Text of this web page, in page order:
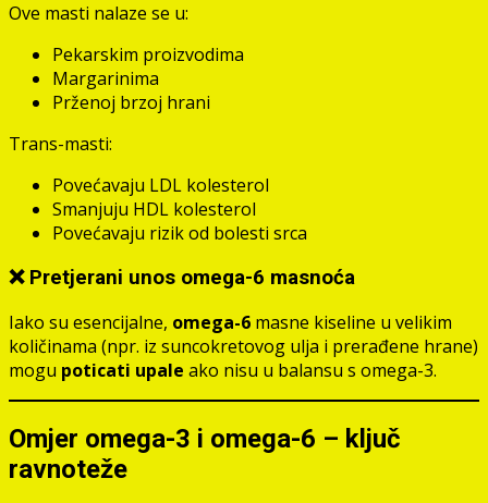
Ove masti nalaze se u:
Pekarskim proizvodima
Margarinima
Prženoj brzoj hrani
Trans-masti:
Povećavaju LDL kolesterol
Smanjuju HDL kolesterol
Povećavaju rizik od bolesti srca
❌ Pretjerani unos omega-6 masnoća
Iako su esencijalne, omega-6 masne kiseline u velikim
količinama (npr. iz suncokretovog ulja i prerađene hrane)
mogu poticati upale ako nisu u balansu s omega-3.
Omjer omega-3 i omega-6 – ključ
ravnoteže